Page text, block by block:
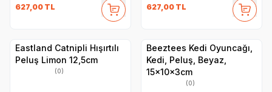
627,00 TL 627,00 TL
Eastland Catnipli Hışırtılı
Peluş Limon 12,5cm
(0)
Beeztees Kedi Oyuncağı,
Kedi, Peluş, Beyaz,
15x10x3cm
(0)